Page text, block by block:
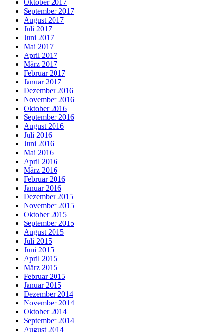
Oktober 2017
September 2017
August 2017
Juli 2017
Juni 2017
Mai 2017
April 2017
März 2017
Februar 2017
Januar 2017
Dezember 2016
November 2016
Oktober 2016
September 2016
August 2016
Juli 2016
Juni 2016
Mai 2016
April 2016
März 2016
Februar 2016
Januar 2016
Dezember 2015
November 2015
Oktober 2015
September 2015
August 2015
Juli 2015
Juni 2015
April 2015
März 2015
Februar 2015
Januar 2015
Dezember 2014
November 2014
Oktober 2014
September 2014
August 2014